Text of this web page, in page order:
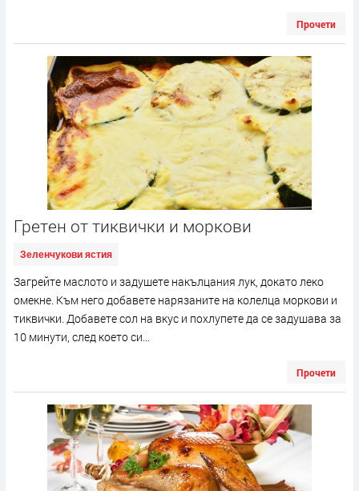
Прочети
Гретен от тиквички и моркови
Зеленчукови ястия
Загрейте маслото и задушете накълцания лук, докато леко
омекне. Към него добавете нарязаните на колелца моркови и
тиквички. Добавете сол на вкус и похлупете да се задушава за
10 минути, след което си...
Прочети